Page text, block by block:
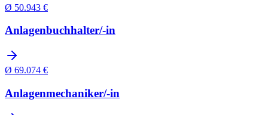
Ø 50.943 €
Anlagenbuchhalter/-in
Ø 69.074 €
Anlagenmechaniker/-in